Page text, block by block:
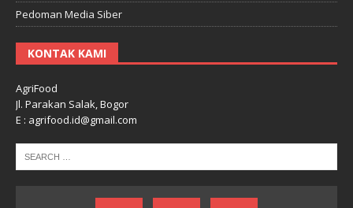
Pedoman Media Siber
KONTAK KAMI
AgriFood
Jl. Parakan Salak, Bogor
E : agrifood.id@gmail.com